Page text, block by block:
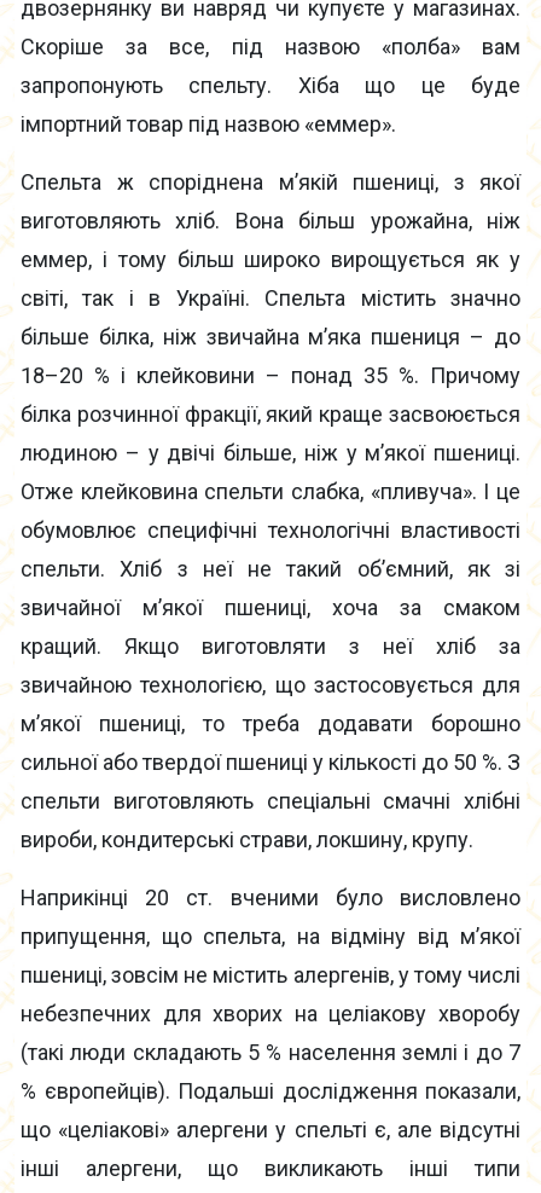
двозернянку ви навряд чи купуєте у магазинах.
Скоріше за все, під назвою «полба» вам
запропонують спельту. Хіба що це буде
імпортний товар під назвою «еммер».
Спельта ж споріднена м’якій пшениці, з якої
виготовляють хліб. Вона більш урожайна, ніж
еммер, і тому більш широко вирощується як у
світі, так і в Україні. Спельта містить значно
більше білка, ніж звичайна м’яка пшениця – до
18–20 % і клейковини – понад 35 %. Причому
білка розчинної фракції, який краще засвоюється
людиною – у двічі більше, ніж у м’якої пшениці.
Отже клейковина спельти слабка, «пливуча». І це
обумовлює специфічні технологічні властивості
спельти. Хліб з неї не такий об’ємний, як зі
звичайної м’якої пшениці, хоча за смаком
кращий. Якщо виготовляти з неї хліб за
звичайною технологією, що застосовується для
м’якої пшениці, то треба додавати борошно
сильної або твердої пшениці у кількості до 50 %. З
спельти виготовляють спеціальні смачні хлібні
вироби, кондитерські страви, локшину, крупу.
Наприкінці 20 ст. вченими було висловлено
припущення, що спельта, на відміну від м’якої
пшениці, зовсім не містить алергенів, у тому числі
небезпечних для хворих на целіакову хворобу
(такі люди складають 5 % населення землі і до 7
% європейців). Подальші дослідження показали,
що «целіакові» алергени у спельті є, але відсутні
інші алергени, що викликають інші типи